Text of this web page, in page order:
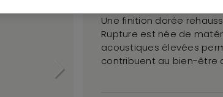
Rupture sublime
Une finition dorée
Rupture est née de
acoustiques élevées
contribuent au bien-être